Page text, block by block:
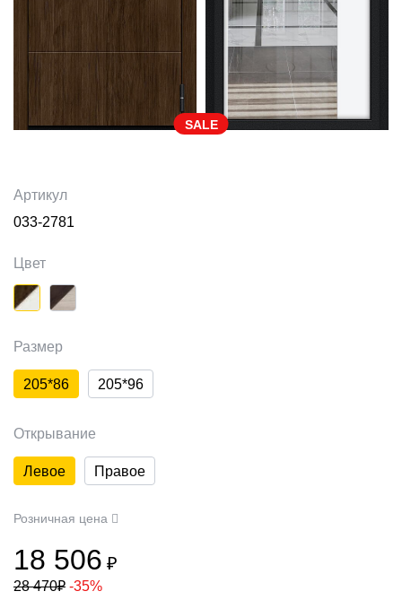
SALE
Артикул
033-2781
Цвет
Размер
205*86 205*96
Открывание
Левое Правое
Розничная цена
18 506 ₽
28 470₽ -35%